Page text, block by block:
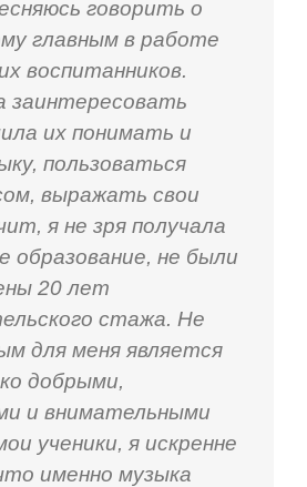
говорить о
главным в работе
воспитанников.
заинтересовать
их понимать и
пользоваться
выражать свои
я не зря получала
образование, не были
20 лет
стажа. Не
для меня является
добрыми,
и внимательными
ученики, я искренне
именно музыка